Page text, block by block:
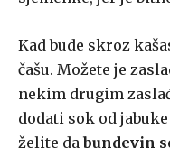
Kad bude skroz
čašu. Možete je
nekim drugim
dodati sok od
želite dabundevin